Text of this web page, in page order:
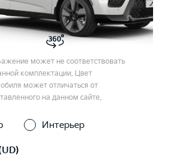
может не соответствовать
комплектации. Цвет
может отличаться от
на данном сайте.
Интерьер